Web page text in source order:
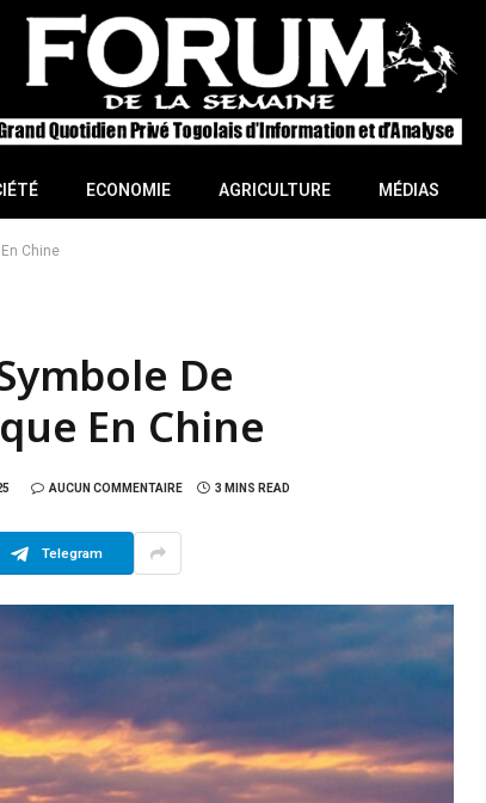
ECONOMIE AGRICULTURE MÉDIAS
Chine
De
En Chine
AUCUN COMMENTAIRE 3 MINS READ
Telegram